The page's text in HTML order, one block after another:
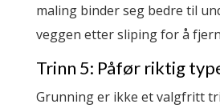
maling binder seg bedre til
veggen etter sliping for å
Trinn 5: Påfør riktig
Grunning er ikke et valgfritt